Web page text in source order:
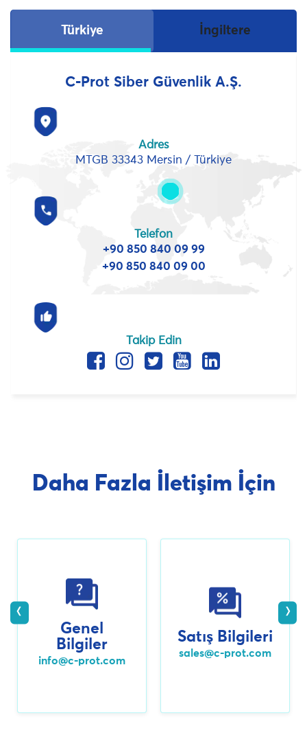
Türkiye İngiltere
C-Prot Siber Güvenlik A.Ş.
Adres
MTGB 33343 Mersin / Türkiye
Telefon
+90 850 840 09 99
+90 850 840 09 00
Takip Edin
Daha Fazla İletişim İçin
Genel
Bilgiler
info@c-prot.com
Satış Bilgileri
sales@c-prot.com
‹ ›